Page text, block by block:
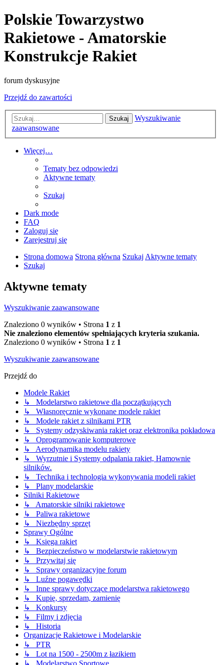
Polskie Towarzystwo
Rakietowe - Amatorskie
Konstrukcje Rakiet
forum dyskusyjne
Przejdź do zawartości
Szukaj
Wyszukiwanie
zaawansowane
Więcej…
Tematy bez odpowiedzi
Aktywne tematy
Szukaj
Dark mode
FAQ
Zaloguj się
Zarejestruj się
Strona domowa Strona główna Szukaj Aktywne tematy
Szukaj
Aktywne tematy
Wyszukiwanie zaawansowane
Znaleziono 0 wyników • Strona 1 z 1
Nie znaleziono elementów spełniających kryteria szukania.
Znaleziono 0 wyników • Strona 1 z 1
Wyszukiwanie zaawansowane
Przejdź do
Modele Rakiet
↳ Modelarstwo rakietowe dla początkujących
↳ Własnoręcznie wykonane modele rakiet
↳ Modele rakiet z silnikami PTR
↳ Systemy odzyskiwania rakiet oraz elektronika pokładowa
↳ Oprogramowanie komputerowe
↳ Aerodynamika modelu rakiety
↳ Wyrzutnie i Systemy odpalania rakiet, Hamownie
silników.
↳ Technika i technologia wykonywania modeli rakiet
↳ Plany modelarskie
Silniki Rakietowe
↳ Amatorskie silniki rakietowe
↳ Paliwa rakietowe
↳ Niezbędny sprzęt
Sprawy Ogólne
↳ Księga rakiet
↳ Bezpieczeństwo w modelarstwie rakietowym
↳ Przywitaj się
↳ Sprawy organizacyjne forum
↳ Luźne pogawędki
↳ Inne sprawy dotyczące modelarstwa rakietowego
↳ Kupię, sprzedam, zamienię
↳ Konkursy
↳ Filmy i zdjęcia
↳ Historia
Organizacje Rakietowe i Modelarskie
↳ PTR
↳ Lot na 1500 - 2500m z łazikiem